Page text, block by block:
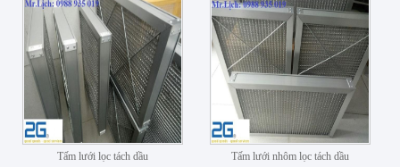
Tấm lưới lọc tách dầu Tấm lưới nhôm lọc tách dầu